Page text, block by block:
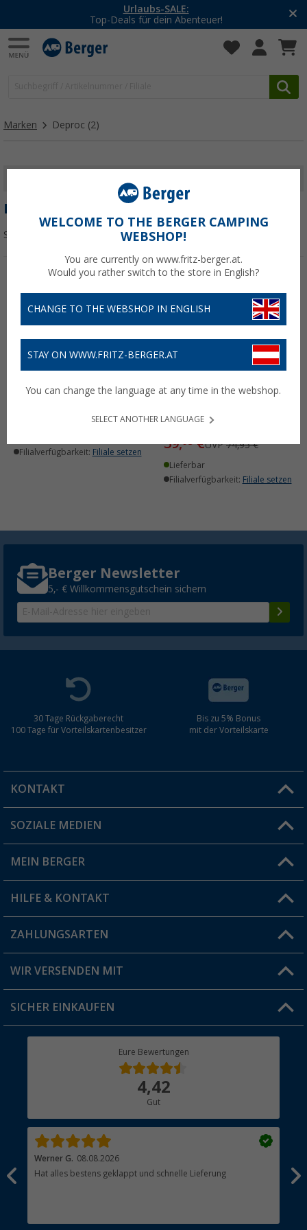
Urlaubs-SALE:
Top-Deals für dein Abenteuer!
Marken Deproc (2)
DEPROC
Sortieren:
(4)
59,95 €
Filialverfügbarkeit: Filiale setzen
Deproc Hamton
39, €UVP74,95 €
Lieferbar
Filialverfügbarkeit: Filiale setzen
Berger Newsletter
5,- € Willkommensgutschein sichern
30 Tage Rückgaberecht
100 Tage für Vorteilskartenbesitzer
Bis zu 5% Bonus
mit der Vorteilskarte
KONTAKT
Du hast eine Frage?
Filiale finden
SOZIALE MEDIEN
MEIN BERGER
Vorteilskarte
Blog
Jobs & Karriere
HILFE & KONTAKT
FAQ & Kontakt
Versandinformationen
Rücksendung
ZAHLUNGSARTEN
WIR VERSENDEN MIT
SICHER EINKAUFEN
Eure Bewertungen
4,42
Gut
Werner G. 08.08.2026
Hat alles bestens geklappt und schnelle Lieferung
WELCOME TO THE BERGER CAMPING
WEBSHOP!
You are currently on www.fritz-berger.at.
Would you rather switch to the store in English?
CHANGE TO THE WEBSHOP IN ENGLISH
STAY ON WWW.FRITZ-BERGER.AT
You can change the language at any time in the webshop.
SELECT ANOTHER LANGUAGE